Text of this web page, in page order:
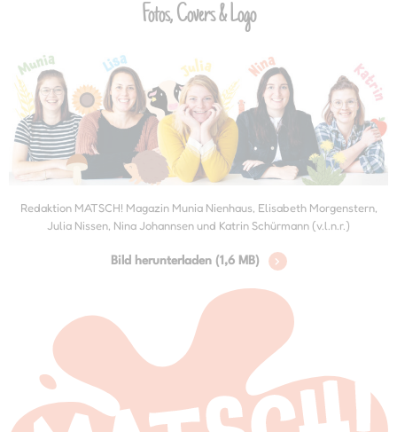
Fotos, Covers & Logo
Redaktion MATSCH! Magazin Munia Nienhaus, Elisabeth Morgenstern,
Julia Nissen, Nina Johannsen und Katrin Schürmann (v.l.n.r.)
Bild herunterladen (1,6 MB)